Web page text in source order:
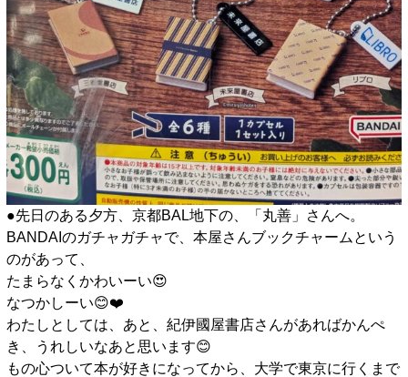
●先日のある夕方、京都BAL地下の、「丸善」さんへ。
BANDAIのガチャガチャで、本屋さんブックチャームという
のがあって、
たまらなくかわいーい😍
なつかしーい😊❤️
わたしとしては、あと、紀伊國屋書店さんがあればかんぺ
き、うれしいなあと思います😊
もの心ついて本が好きになってから、大学で東京に行くまで